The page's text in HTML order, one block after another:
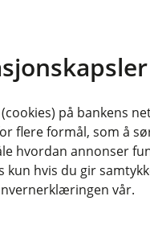
hvis du blir
Hvordan du
kan det
på bankens
flere formål, som å
hvordan annonser
hvis du gir
vår.